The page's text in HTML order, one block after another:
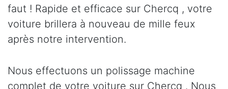
faut ! Rapide et efficace sur Chercq , votre
voiture brillera à nouveau de mille feux
après notre intervention.
Nous effectuons un polissage machine
complet de votre voiture sur Chercq . Nous